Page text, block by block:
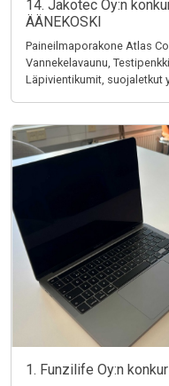
14. Jakotec Oy:n
ÄÄNEKOSKI
Paineilmaporakone Atlas
Vannekelavaunu,
Läpivientikumit, suojaletkut
1. Funzilife Oy:n